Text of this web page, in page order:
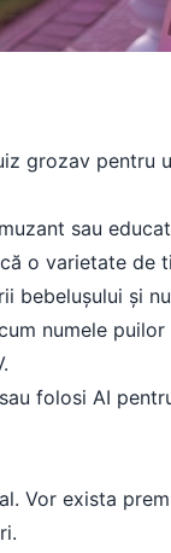
grozav pentru
sau
o varietate
bebelușului și
numele
folosi AI
Vor exista